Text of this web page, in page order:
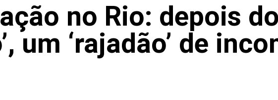
no Rio: depois
um ‘rajadão’ de